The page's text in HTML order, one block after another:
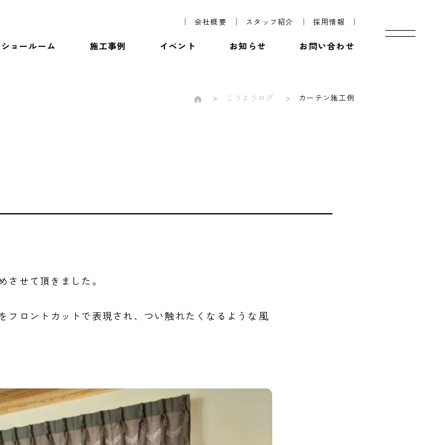
会社概要 スタッフ紹介 採用情報
ショールーム 施工事例 イベント お知らせ お問い合わせ
こうようログ カーテン施工例
せて頂きました。
フロントカットで表現され、つい触れたくなるような風